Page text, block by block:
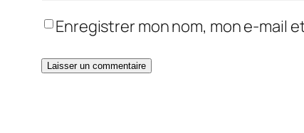
Enregistrer mon nom, mon e-mail